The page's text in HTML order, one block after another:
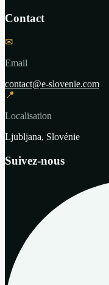
Contact
✉
Email
contact@e-slovenie.com
📍
Localisation
Ljubljana, Slovénie
Suivez-nous